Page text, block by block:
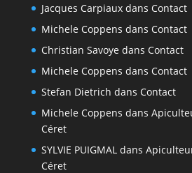
Jacques Carpiauxdans Contact
Michele Coppens dans Contact
Christian Savoyedans Contact
Michele Coppens dans Contact
Stefan Dietrich dans Contact
Michele Coppens dans
Céret
SYLVIE PUIGMAL dans
Céret